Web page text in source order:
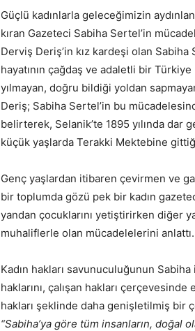
Güçlü kadınlarla geleceğimizin
kıran Gazeteci Sabiha Sertel’in
Derviş Deriş’in kız kardeşi olan
hayatının çağdaş ve adaletli bir
yılmayan, doğru bildiği yoldan
Deriş; Sabiha Sertel’in bu
belirterek, Selanik’te 1895 yılında
küçük yaşlarda Terakki Mektebine
Genç yaşlardan itibaren çevirmen ve
bir toplumda gözü pek bir kadın
yandan çocuklarını yetiştirirken diğer
muhaliflerle olan mücadelelerini anlattı.
Kadın hakları savunuculuğunun
haklarını, çalışan hakları çerçevesinde
hakları şeklinde daha genişletilmiş bir
“Sabiha’ya göre tüm insanların, doğal